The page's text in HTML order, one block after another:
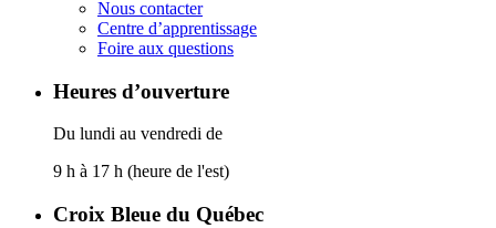
Nous contacter
Centre d’apprentissage
Foire aux questions
Heures d’ouverture
Du lundi au vendredi de
9 h à 17 h (heure de l'est)
Croix Bleue du Québec